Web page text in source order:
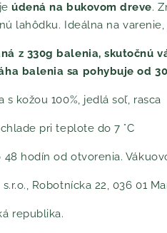
jeúdená na bukovom dreve.
lahôdku. Ideálna na
z 330g balenia,
balenia sa pohybuje od
s kožou 100%, jedlá soľ, rasca
pri teplote do 7 °C
hodín od otvorenia.
s.r.o., Robotnícka 22, 036 01
republika.